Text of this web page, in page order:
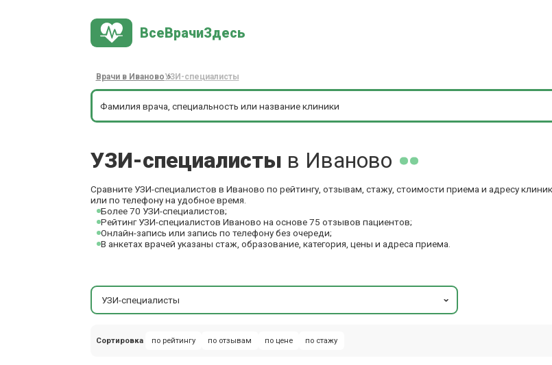
ВсеВрачиЗдесь
Врачи в ИвановоУЗИ-специалисты
УЗИ-специалисты в Иваново
Сравните УЗИ-специалистов в Иваново по рейтингу, отзывам, стажу, стоимости приема и адресу
или по телефону на удобное время.
Более 70 УЗИ-специалистов;
Рейтинг УЗИ-специалистов Иваново на основе 75 отзывов пациентов;
Онлайн-запись или запись по телефону без очереди;
В анкетах врачей указаны стаж, образование, категория, цены и адреса приема.
УЗИ-специалисты
Сортировка по рейтингу по отзывам по цене по стажу